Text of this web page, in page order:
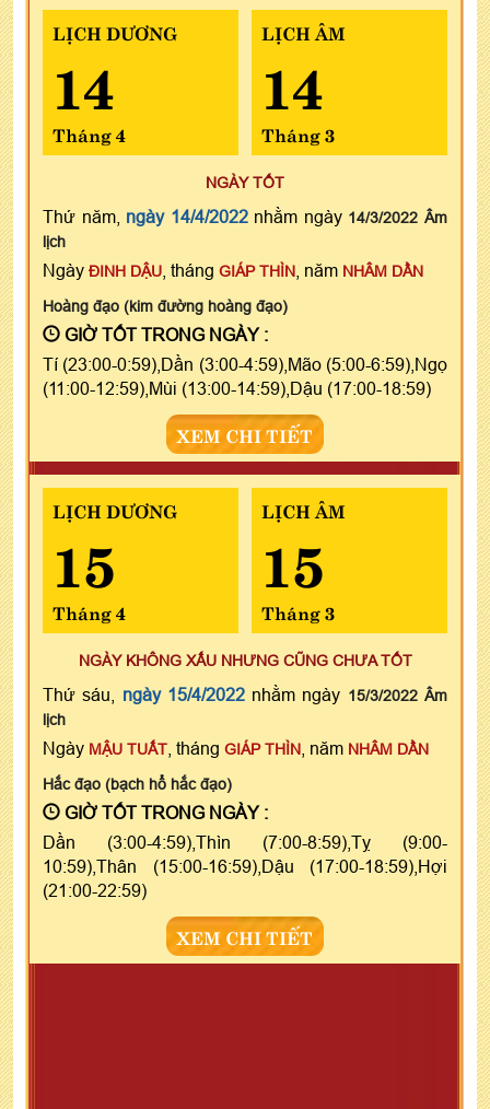
LỊCH DƯƠNG
14
Tháng 4
LỊCH ÂM
14
Tháng 3
NGÀY TỐT
Thứ năm, ngày 14/4/2022nhằm ngày 14/3/2022 Âm
lịch
Ngày ĐINH DẬU , tháng GIÁP THÌN , năm NHÂM DẦN
Hoàng đạo (kim đường hoàng đạo)
GIỜ TỐT TRONG NGÀY :
Tí (23:00-0:59),Dần (3:00-4:59),Mão (5:00-6:59),Ngọ
(11:00-12:59),Mùi (13:00-14:59),Dậu (17:00-18:59)
XEM CHI TIẾT
LỊCH DƯƠNG
15
Tháng 4
LỊCH ÂM
15
Tháng 3
NGÀY KHÔNG XẤU NHƯNG CŨNG CHƯA TỐT
Thứ sáu, ngày 15/4/2022nhằm ngày 15/3/2022 Âm
lịch
Ngày MẬU TUẤT , tháng GIÁP THÌN , năm NHÂM DẦN
Hắc đạo (bạch hổ hắc đạo)
GIỜ TỐT TRONG NGÀY :
Dần (3:00-4:59),Thìn (7:00-8:59),Tỵ (9:00-
10:59),Thân (15:00-16:59),Dậu (17:00-18:59),Hợi
(21:00-22:59)
XEM CHI TIẾT